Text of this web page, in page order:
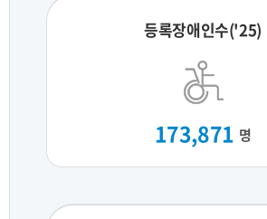
등록장애인수('25)
173,871 명